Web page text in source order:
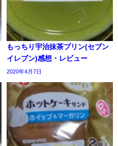
もっちり宇治抹茶プリン(セブン
イレブン)感想・レビュー
2020年4月7日